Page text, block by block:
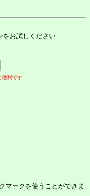
をお試しください
便利です
マークを使うことができま